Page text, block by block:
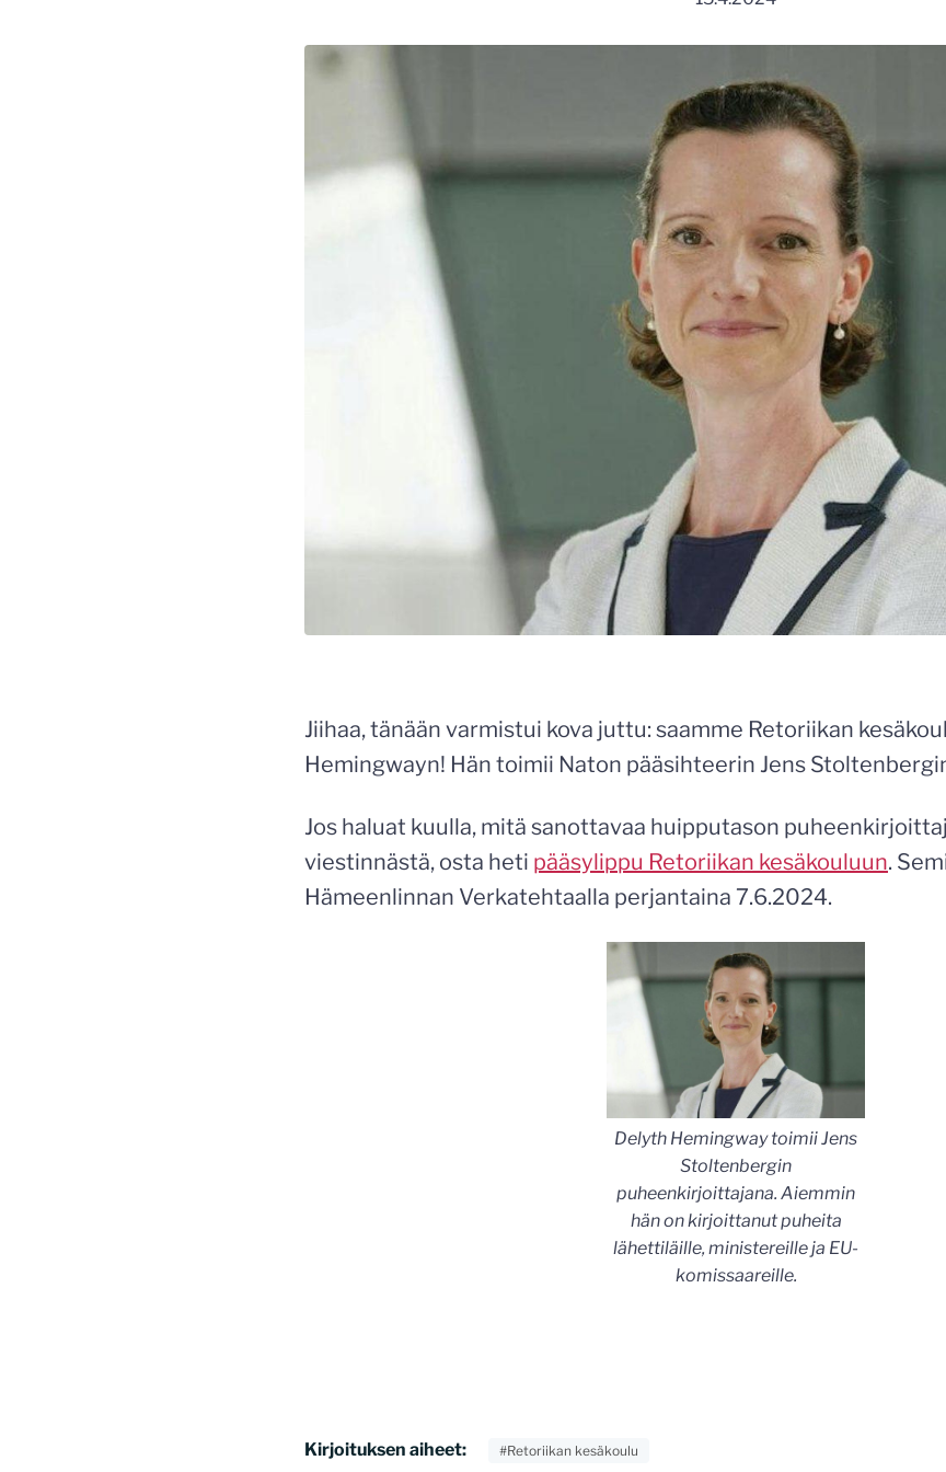
Jiihaa, tänään varmistui kova juttu: saamme Retoriikan
Hemingwayn! Hän toimii Naton pääsihteerin Jens
Jos haluat kuulla, mitä sanottavaa huipputason
viestinnästä, osta heti pääsylippu Retoriikan kesäkouluun.
Hämeenlinnan Verkatehtaalla perjantaina 7.6.2024.
Delyth Hemingway toimii Jens
Stoltenbergin
puheenkirjoittajana. Aiemmin
hän on kirjoittanut puheita
lähettiläille, ministereille ja EU-
komissaareille.
Kirjoituksen aiheet: #Retoriikan kesäkoulu